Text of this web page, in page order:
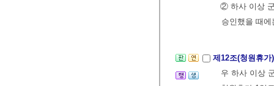
② 하사 이상
승인했을 때
제12조(청원휴
우 하사 이상